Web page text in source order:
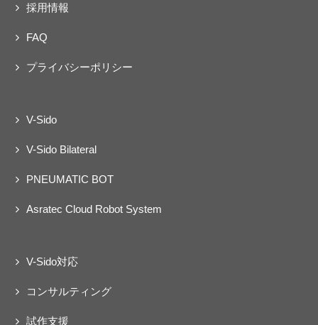
採用情報
FAQ
プライバシーポリシー
V-Sido
V-Sido Bilateral
PNEUMATIC BOT
Asratec Cloud Robot System
V-Sido対応
コンサルティング
試作支援